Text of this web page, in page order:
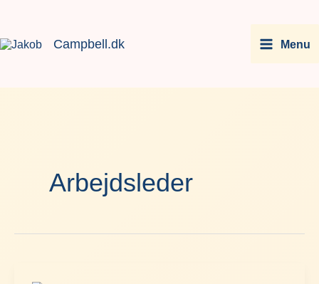
Campbell.dk Menu
Arbejdsleder